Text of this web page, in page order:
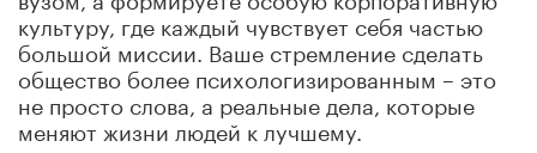
культуру, где каждый чувствует себя частью
большой миссии. Ваше стремление сделать
общество более психологизированным – это
не просто слова, а реальные дела, которые
меняют жизни людей к лучшему.